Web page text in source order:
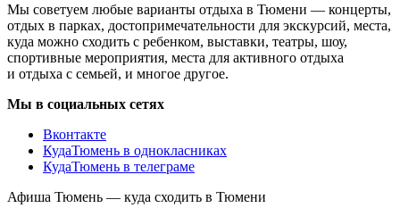
Мы советуем любые варианты отдыха в Тюмени — концерты,
отдых в парках, достопримечательности для экскурсий, места,
куда можно сходить с ребенком, выставки, театры, шоу,
спортивные мероприятия, места для активного отдыха
и отдыха с семьей, и многое другое.
Мы в социальных сетях
Вконтакте
КудаТюмень в однокласниках
КудаТюмень в телеграме
Афиша Тюмень — куда сходить в Тюмени